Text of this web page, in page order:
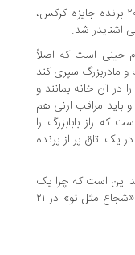
رمان «شجاع مثل تو» در سال‌های ۲۰۱۶ و ۲۰۱۷ برنده جایزه کرکس،
اشنایدر شد.
جینی است که اصلاً
و مادربزرگ سپری کند
در آن خانه بمانند و
باید مراقب ارنی هم
که راز بابابزرگ را
یک اتاق پر از پرنده
این است که چرا یک
مرد نابینا باید هفت‌تیر داشته باشد؟ … رمان «شجاع مثل تو» در ۲۱